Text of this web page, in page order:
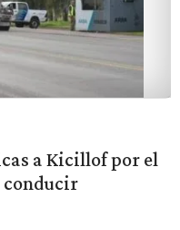
a Kicillof por el
conducir